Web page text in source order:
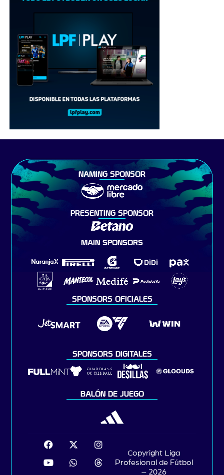
NAMING SPONSOR
PRESENTING SPONSOR
MAIN SPONSORS
SPONSORS OFICIALES
SPONSORS DIGITALES
BALÓN DE JUEGO
Copyright Liga
Profesional de Fútbol
– 2026